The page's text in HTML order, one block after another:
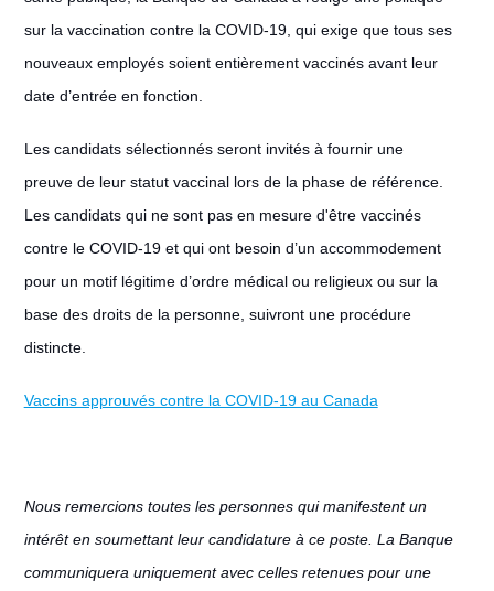
sur la vaccination contre la COVID-19, qui exige que tous ses
nouveaux employés soient entièrement vaccinés avant leur
date d’entrée en fonction.
Les candidats sélectionnés seront invités à fournir une
preuve de leur statut vaccinal lors de la phase de référence.
Les candidats qui ne sont pas en mesure d'être vaccinés
contre le COVID-19 et qui ont besoin d’un accommodement
pour un motif légitime d’ordre médical ou religieux ou sur la
base des droits de la personne, suivront une procédure
distincte.
Vaccins approuvés contre la COVID-19 au Canada
Nous remercions toutes les personnes qui manifestent un
intérêt en soumettant leur candidature à ce poste. La Banque
communiquera uniquement avec celles retenues pour une